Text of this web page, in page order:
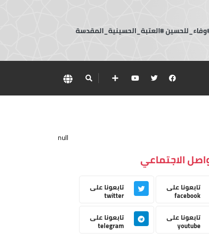
#العتبة_الحسينية_المقدسة
null
الاجتماعي
تابعونا على
facebook
تابعونا على
twitter
تابعونا على
youtube
تابعونا على
telegram